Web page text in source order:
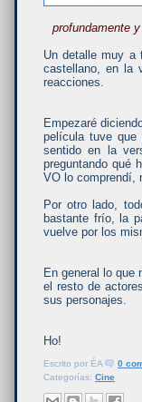
profundamente
Un detalle muy a
castellano, en la
reacciones.
Empezaré
película tuve
sentido en la
preguntando qué
VO lo comprendí,
Por otro lado,
bastante frío, la
vuelve por los
En general lo que
el resto de
sus personajes.
Ho!
Escrito por ÉA
0
Categorías: Cine